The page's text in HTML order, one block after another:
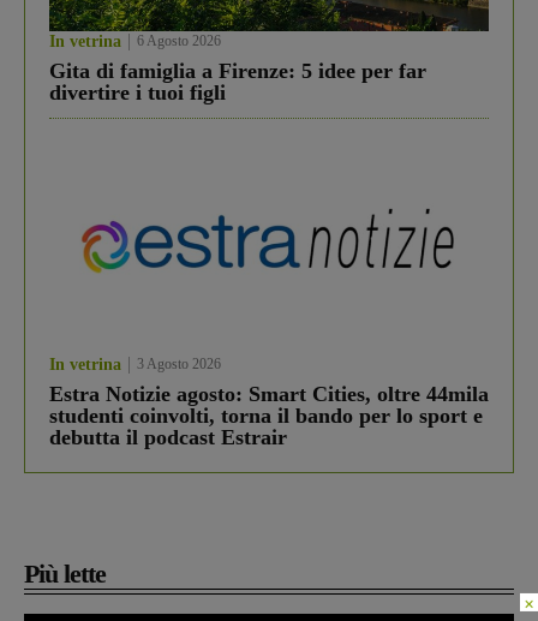
In vetrina 6 Agosto 2026
Gita di famiglia a Firenze: 5 idee per far
divertire i tuoi figli
In vetrina 3 Agosto 2026
Estra Notizie agosto: Smart Cities, oltre 44mila
studenti coinvolti, torna il bando per lo sport e
debutta il podcast Estrair
Più lette
×